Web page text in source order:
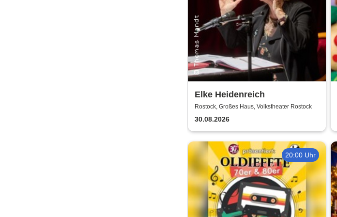
Elke Heidenreich
Rostock, Großes Haus, Volkstheater Rostock
30.08.2026
20:00 Uhr